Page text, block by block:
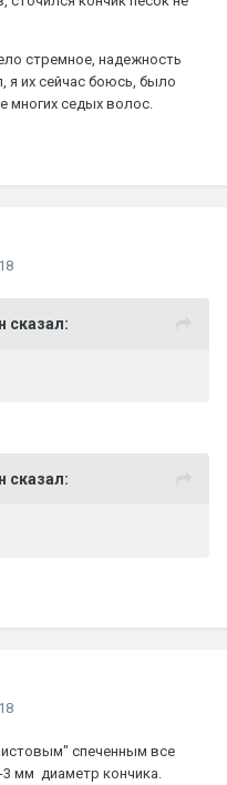
стремное, надежность
я их сейчас боюсь, было
многих седых волос.
сказал:
сказал:
спеченным все
мм диаметр кончика.